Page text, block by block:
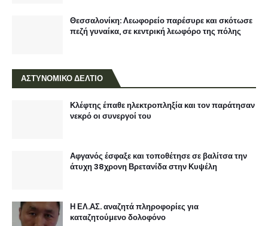
Θεσσαλονίκη: Λεωφορείο παρέσυρε και σκότωσε
πεζή γυναίκα, σε κεντρική λεωφόρο της πόλης
ΑΣΤΥΝΟΜΙΚΟ ΔΕΛΤΙΟ
Κλέφτης έπαθε ηλεκτροπληξία και τον παράτησαν
νεκρό οι συνεργοί του
Αφγανός έσφαξε και τοποθέτησε σε βαλίτσα την
άτυχη 38χρονη Βρετανίδα στην Κυψέλη
Η ΕΛ.ΑΣ. αναζητά πληροφορίες για
καταζητούμενο δολοφόνο